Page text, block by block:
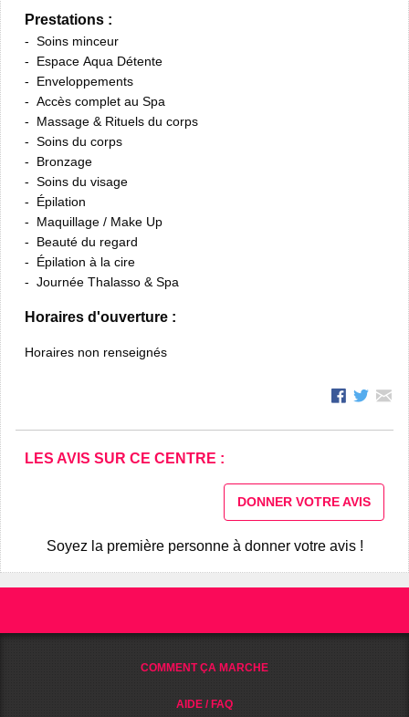
Prestations :
Soins minceur
Espace Aqua Détente
Enveloppements
Accès complet au Spa
Massage & Rituels du corps
Soins du corps
Bronzage
Soins du visage
Épilation
Maquillage / Make Up
Beauté du regard
Épilation à la cire
Journée Thalasso & Spa
Horaires d'ouverture :
Horaires non renseignés
LES AVIS SUR CE CENTRE :
DONNER VOTRE AVIS
Soyez la première personne à donner votre avis !
COMMENT ÇA MARCHE
AIDE / FAQ